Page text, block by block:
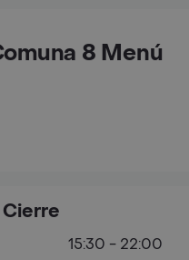
8 Menú
15:30 - 22:00